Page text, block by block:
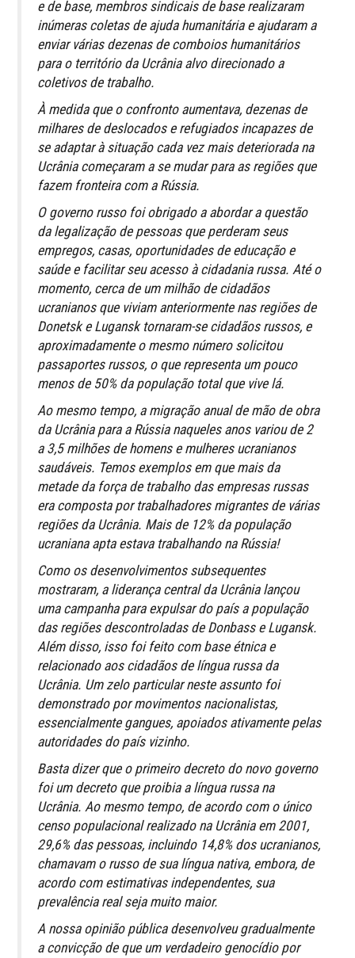
e de base, membros sindicais de base realizaram
inúmeras coletas de ajuda humanitária e ajudaram a
enviar várias dezenas de comboios humanitários
para o território da Ucrânia alvo direcionado a
coletivos de trabalho.
À medida que o confronto aumentava, dezenas de
milhares de deslocados e refugiados incapazes de
se adaptar à situação cada vez mais deteriorada na
Ucrânia começaram a se mudar para as regiões que
fazem fronteira com a Rússia.
O governo russo foi obrigado a abordar a questão
da legalização de pessoas que perderam seus
empregos, casas, oportunidades de educação e
saúde e facilitar seu acesso à cidadania russa. Até o
momento, cerca de um milhão de cidadãos
ucranianos que viviam anteriormente nas regiões de
Donetsk e Lugansk tornaram-se cidadãos russos, e
aproximadamente o mesmo número solicitou
passaportes russos, o que representa um pouco
menos de 50% da população total que vive lá.
Ao mesmo tempo, a migração anual de mão de obra
da Ucrânia para a Rússia naqueles anos variou de 2
a 3,5 milhões de homens e mulheres ucranianos
saudáveis. Temos exemplos em que mais da
metade da força de trabalho das empresas russas
era composta por trabalhadores migrantes de várias
regiões da Ucrânia. Mais de 12% da população
ucraniana apta estava trabalhando na Rússia!
Como os desenvolvimentos subsequentes
mostraram, a liderança central da Ucrânia lançou
uma campanha para expulsar do país a população
das regiões descontroladas de Donbass e Lugansk.
Além disso, isso foi feito com base étnica e
relacionado aos cidadãos de língua russa da
Ucrânia. Um zelo particular neste assunto foi
demonstrado por movimentos nacionalistas,
essencialmente gangues, apoiados ativamente pelas
autoridades do país vizinho.
Basta dizer que o primeiro decreto do novo governo
foi um decreto que proibia a língua russa na
Ucrânia. Ao mesmo tempo, de acordo com o único
censo populacional realizado na Ucrânia em 2001,
29,6% das pessoas, incluindo 14,8% dos ucranianos,
chamavam o russo de sua língua nativa, embora, de
acordo com estimativas independentes, sua
prevalência real seja muito maior.
A nossa opinião pública desenvolveu gradualmente
a convicção de que um verdadeiro genocídio por